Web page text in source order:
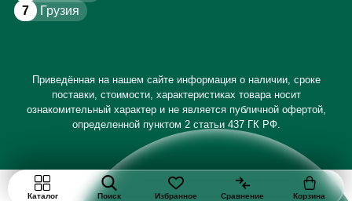
7 Грузия
Приведённая на нашем сайте информация о наличии, сроке
поставки, стоимости, характеристиках товара носит
ознакомительный характер и не является публичной офертой,
определенной пунктом 2 статьи 437 ГК РФ.
Каталог Поиск Избранное Сравнение Корзина